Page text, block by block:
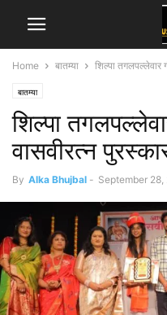
Home बातम्या शिल्पा तगलपल्लेवार
बातम्या
शिल्पा
वासवीरत्न
By Alka Bhujbal - September 28,